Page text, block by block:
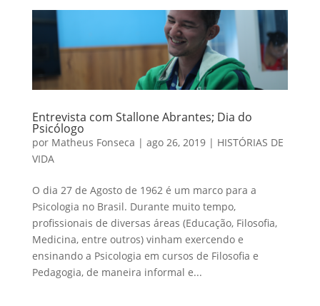
Entrevista com Stallone Abrantes; Dia do
Psicólogo
por Matheus Fonseca | ago 26, 2019| HISTÓRIAS DE
VIDA
O dia 27 de Agosto de 1962 é um marco para a
Psicologia no Brasil. Durante muito tempo,
profissionais de diversas áreas (Educação, Filosofia,
Medicina, entre outros) vinham exercendo e
ensinando a Psicologia em cursos de Filosofia e
Pedagogia, de maneira informal e...